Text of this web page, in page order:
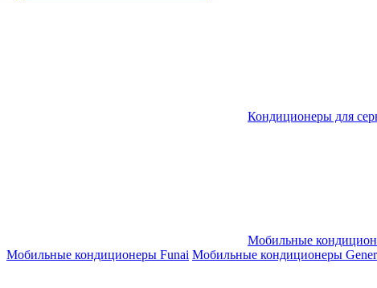
Кондиционеры для
Мобильные
Мобильные кондиционеры Funai Мобильные кондиционеры